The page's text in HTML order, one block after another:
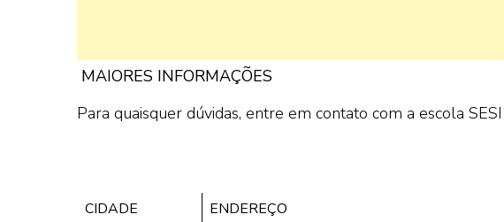
MAIORES INFORMAÇÕES
Para quaisquer dúvidas, entre em contato com a escola
CIDADE ENDEREÇO